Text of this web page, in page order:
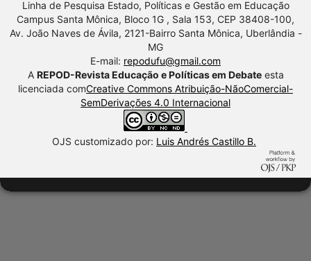
Linha de Pesquisa Estado, Políticas e Gestão em Educação
Campus Santa Mônica, Bloco 1G , Sala 153, CEP 38408-100,
Av. João Naves de Ávila, 2121-Bairro Santa Mônica, Uberlândia -
MG
E-mail: repodufu@gmail.com
A REPOD-Revista Educação e Políticas em Debateesta
licenciada comCreative Commons Atribuição-NãoComercial-
SemDerivações 4.0 Internacional
OJS customizado por: Luis Andrés Castillo B.